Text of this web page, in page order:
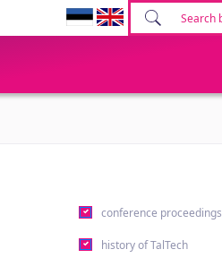
conference proceedings
history of TalTech